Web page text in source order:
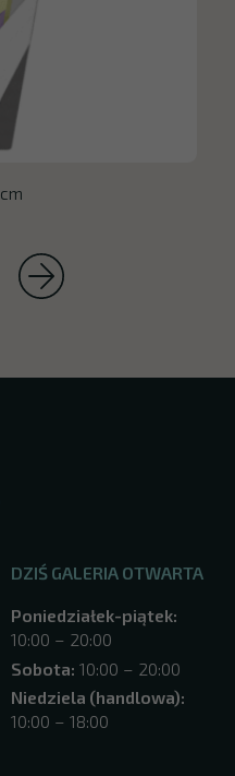
DZIŚ GALERIA OTWARTA
Poniedziałek-piątek:
10:00 – 20:00
Sobota: 10:00 – 20:00
Niedziela (handlowa):
10:00 – 18:00